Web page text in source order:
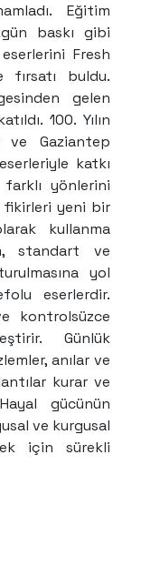
Eğitim
baskı gibi
Fresh
fırsatı buldu.
gelen
100. Yılın
ve Gaziantep
katkı
farklı yönlerini
fikirleri yeni bir
kullanma
standart ve
yol
eserlerdir.
kontrolsüzce
Günlük
anılar ve
kurar ve
gücünün
ve kurgusal
için sürekli